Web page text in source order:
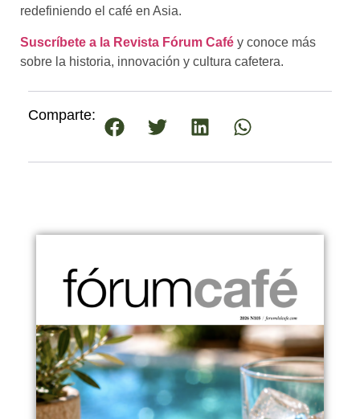
redefiniendo el café en Asia.
Suscríbete a la Revista Fórum Café y conoce más
sobre la historia, innovación y cultura cafetera.
Comparte: